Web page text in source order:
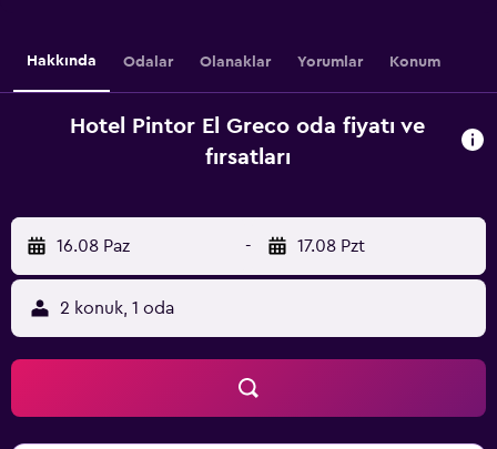
Hakkında Odalar Olanaklar Yorumlar Konum
Hotel Pintor El Greco oda fiyatı ve
fırsatları
16.08 Paz - 17.08 Pzt
2 konuk, 1 oda